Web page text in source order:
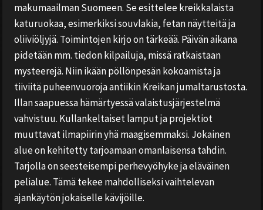
makumaailman Suomeen. Se esittelee kreikkalaista
katuruokaa, esimerkiksi souvlakia, fetan näytteitä ja
oliiviöljyjä. Toimintojen kirjo on tärkeää. Päivän aikana
pidetään mm. tiedon kilpailuja, missä ratkaistaan
mysteerejä. Niin ikään pöllönpesän kokoamista ja
tiiviitä puheenvuoroja antiikin Kreikan jumaltarustosta.
Illan saapuessa hämärtyessä valaistusjärjestelmä
vahvistuu. Kullankeltaiset lamput ja projektiot
muuttavat ilmapiirin yhä maagisemmaksi. Jokainen
alue on kehitetty tarjoamaan omanlaisensa tahdin.
Tarjolla on seesteisempi perhevyöhyke ja eläväinen
pelialue. Tämä tekee mahdolliseksi vaihtelevan
ajankäytön jokaiselle kävijöille.